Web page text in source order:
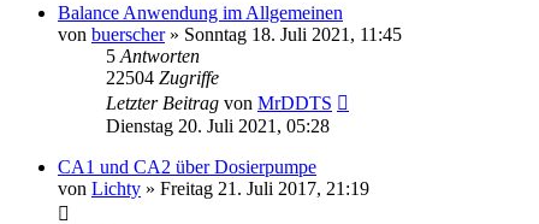
Balance Anwendung im Allgemeinen
von buerscher» Sonntag 18. Juli 2021, 11:45
5 Antworten
22504 Zugriffe
Letzter Beitrag von MrDDTS
Dienstag 20. Juli 2021, 05:28
CA1 und CA2 über Dosierpumpe
von Lichty » Freitag 21. Juli 2017, 21:19